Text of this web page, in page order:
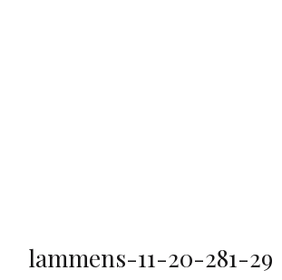
lammens-11-20-281-29